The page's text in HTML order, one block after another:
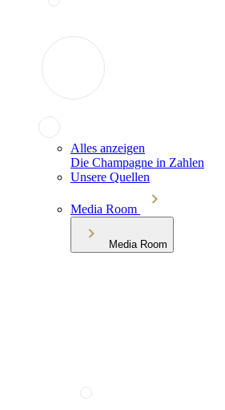
Alles anzeigen
Die Champagne in Zahlen
Unsere Quellen
Media Room
Media Room